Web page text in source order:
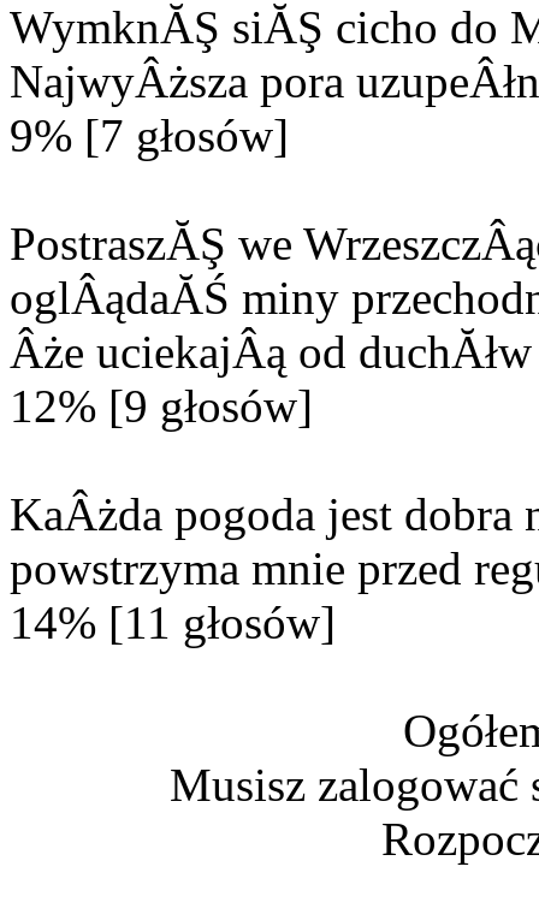
WymknĂŞ siĂŞ cicho do
NajwyÂższa pora
9% [7 głosów]
PostraszĂŞ we
oglÂądaĂŚ miny
Âże uciekajÂą od
12% [9 głosów]
KaÂżda pogoda jest
powstrzyma mnie przed
14% [11 głosów]
Musisz zalogować